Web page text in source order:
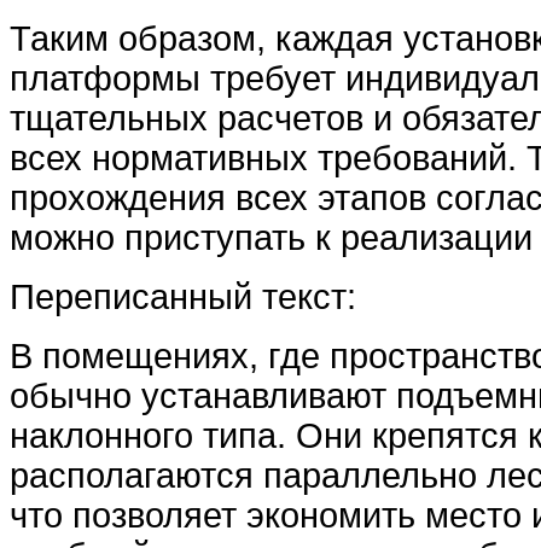
Таким образом, каждая
платформы требует
тщательных расчетов и
всех нормативных требований.
прохождения всех этапов
можно приступать к реализации
Переписанный текст:
В помещениях, где
обычно устанавливают
наклонного типа. Они крепятся
располагаются параллельно
что позволяет экономить место